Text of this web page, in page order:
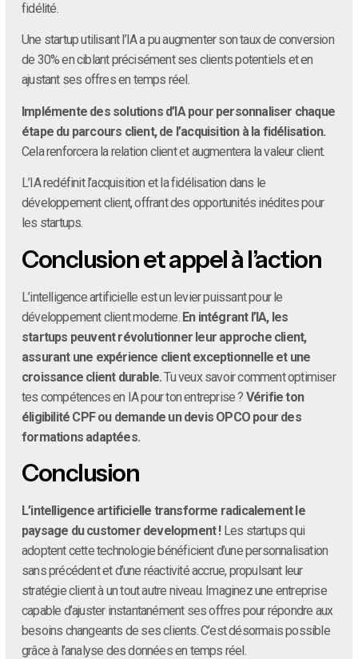
fidélité.
Une startup utilisant l’IA a pu augmenter son taux de conversion
de 30% en ciblant précisément ses clients potentiels et en
ajustant ses offres en temps réel.
Implémente des solutions d’IA pour personnaliser chaque
étape du parcours client, de l’acquisition à la fidélisation.
Cela renforcera la relation client et augmentera la valeur client.
L’IA redéfinit l’acquisition et la fidélisation dans le
développement client, offrant des opportunités inédites pour
les startups.
Conclusion et appel à l’action
L’intelligence artificielle est un levier puissant pour le
développement client moderne. En intégrant l’IA, les
startups peuvent révolutionner leur approche client,
assurant une expérience client exceptionnelle et une
croissance client durable.Tu veux savoir comment optimiser
tes compétences en IA pour ton entreprise ? Vérifie ton
éligibilité CPF ou demande un devis OPCO pour des
formations adaptées.
Conclusion
L’intelligence artificielle transforme radicalement le
paysage du customer development !Les startups qui
adoptent cette technologie bénéficient d’une personnalisation
sans précédent et d’une réactivité accrue, propulsant leur
stratégie client à un tout autre niveau. Imaginez une entreprise
capable d’ajuster instantanément ses offres pour répondre aux
besoins changeants de ses clients. C’est désormais possible
grâce à l’analyse des données en temps réel.